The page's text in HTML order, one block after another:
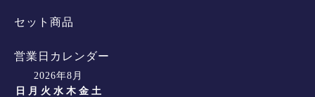
セット商品
営業日カレンダー
2026年8月
日
月 火 水 木 金 土